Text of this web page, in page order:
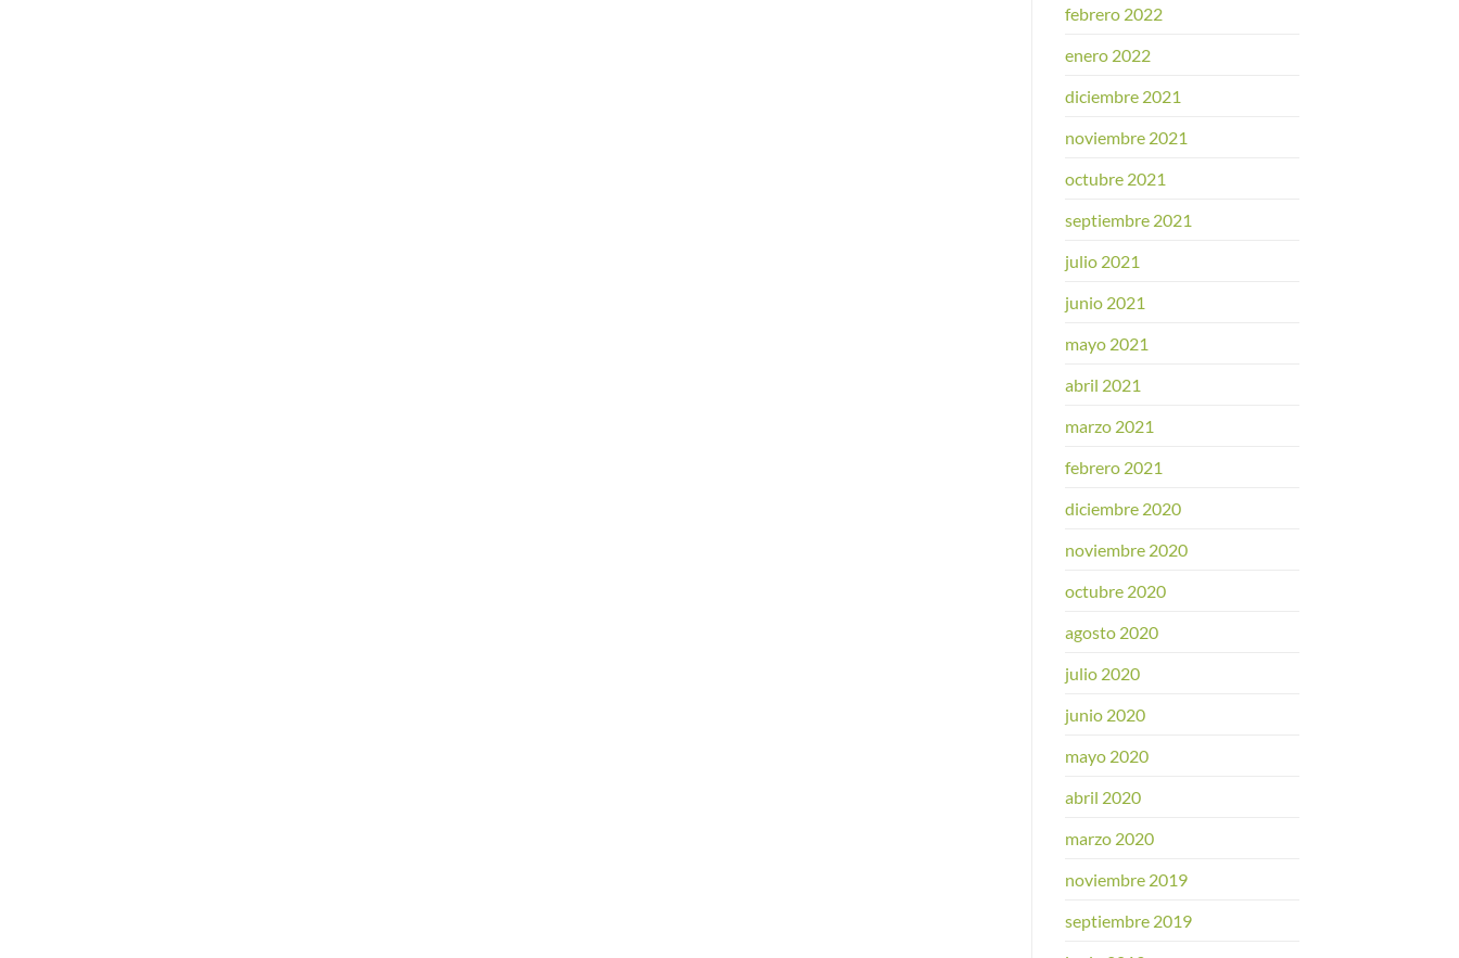
febrero 2022
enero 2022
diciembre 2021
noviembre 2021
octubre 2021
septiembre 2021
julio 2021
junio 2021
mayo 2021
abril 2021
marzo 2021
febrero 2021
diciembre 2020
noviembre 2020
octubre 2020
agosto 2020
julio 2020
junio 2020
mayo 2020
abril 2020
marzo 2020
noviembre 2019
septiembre 2019